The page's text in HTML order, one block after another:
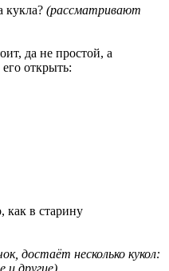
кукла? (рассматривают
да не простой, а
открыть:
как в старину
достаёт несколько кукол:
и другие).